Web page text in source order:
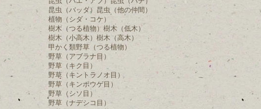
昆虫（バッタ） 昆虫（他の仲間）
植物（シダ・コケ）
樹木（つる植物） 樹木（低木）
樹木（小高木） 樹木（高木）
甲かく類野草（つる植物）
野草（アブラナ目）
野草（キク目）
野草（キントラノオ目）
野草（キンポウゲ目）
野草（シソ目）
野草（ナデシコ目）